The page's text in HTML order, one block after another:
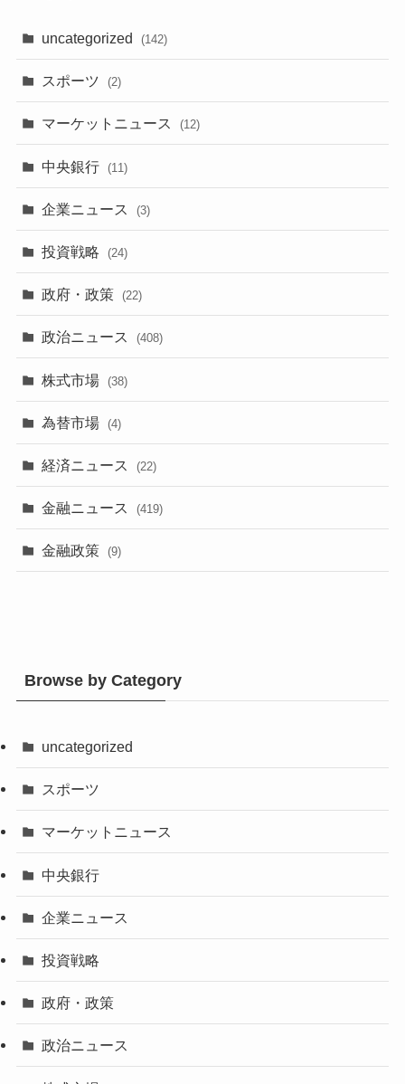
uncategorized (142)
スポーツ (2)
マーケットニュース (12)
中央銀行 (11)
企業ニュース (3)
投資戦略 (24)
政府・政策 (22)
政治ニュース (408)
株式市場 (38)
為替市場 (4)
経済ニュース (22)
金融ニュース (419)
金融政策 (9)
Browse by Category
uncategorized
スポーツ
マーケットニュース
中央銀行
企業ニュース
投資戦略
政府・政策
政治ニュース